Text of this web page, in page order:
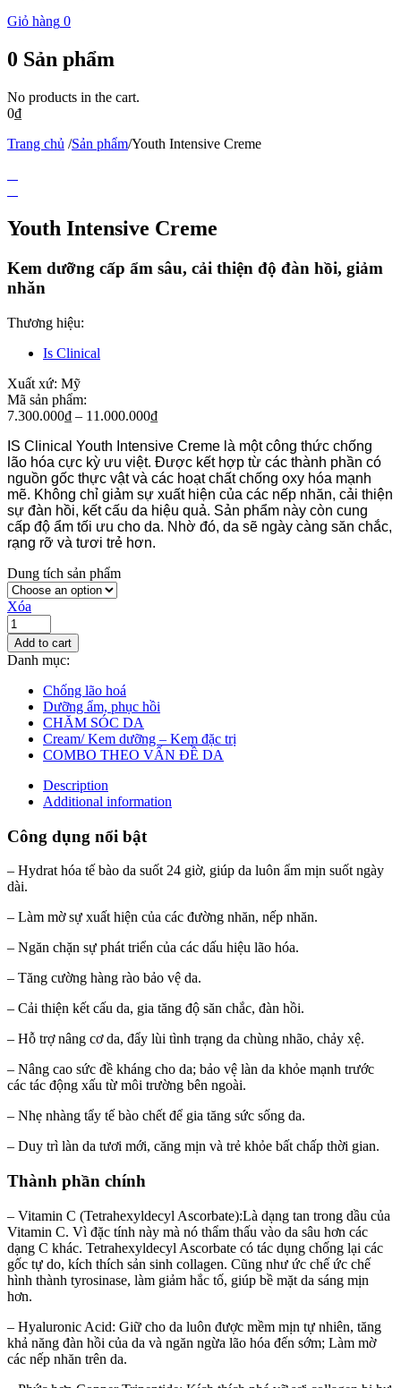
Giỏ hàng 0
0 Sản phẩm
No products in the cart.
0₫
Trang chủ /Sản phẩm/Youth Intensive Creme
Youth Intensive Creme
Kem dưỡng cấp ẩm sâu, cải thiện độ đàn hồi, giảm
nhăn
Thương hiệu:
Is Clinical
Xuất xứ: Mỹ
Mã sản phẩm:
7.300.000₫ – 11.000.000₫
IS Clinical Youth Intensive Creme là một công thức chống
lão hóa cực kỳ ưu việt. Được kết hợp từ các thành phần có
nguồn gốc thực vật và các hoạt chất chống oxy hóa mạnh
mẽ. Không chỉ giảm sự xuất hiện của các nếp nhăn, cải thiện
sự đàn hồi, kết cấu da hiệu quả. Sản phẩm này còn cung
cấp độ ẩm tối ưu cho da. Nhờ đó, da sẽ ngày càng săn chắc,
rạng rỡ và tươi trẻ hơn.
Dung tích sản phẩm
Xóa
Add to cart
Danh mục:
Chống lão hoá
Dưỡng ẩm, phục hồi
CHĂM SÓC DA
Cream/ Kem dưỡng – Kem đặc trị
COMBO THEO VẤN ĐỀ DA
Description
Additional information
Công dụng nổi bật
– Hydrat hóa tế bào da suốt 24 giờ, giúp da luôn ẩm mịn suốt ngày
dài.
– Làm mờ sự xuất hiện của các đường nhăn, nếp nhăn.
– Ngăn chặn sự phát triển của các dấu hiệu lão hóa.
– Tăng cường hàng rào bảo vệ da.
– Cải thiện kết cấu da, gia tăng độ săn chắc, đàn hồi.
– Hỗ trợ nâng cơ da, đẩy lùi tình trạng da chùng nhão, chảy xệ.
– Nâng cao sức đề kháng cho da; bảo vệ làn da khỏe mạnh trước
các tác động xấu từ môi trường bên ngoài.
– Nhẹ nhàng tẩy tế bào chết để gia tăng sức sống da.
– Duy trì làn da tươi mới, căng mịn và trẻ khỏe bất chấp thời gian.
Thành phần chính
– Vitamin C (Tetrahexyldecyl Ascorbate):Là dạng tan trong dầu của
Vitamin C. Vì đặc tính này mà nó thẩm thấu vào da sâu hơn các
dạng C khác. Tetrahexyldecyl Ascorbate có tác dụng chống lại các
gốc tự do, kích thích sản sinh collagen. Cũng như ức chế ức chế
hình thành tyrosinase, làm giảm hắc tố, giúp bề mặt da sáng mịn
hơn.
– Hyaluronic Acid: Giữ cho da luôn được mềm mịn tự nhiên, tăng
khả năng đàn hồi của da và ngăn ngừa lão hóa đến sớm; Làm mờ
các nếp nhăn trên da.